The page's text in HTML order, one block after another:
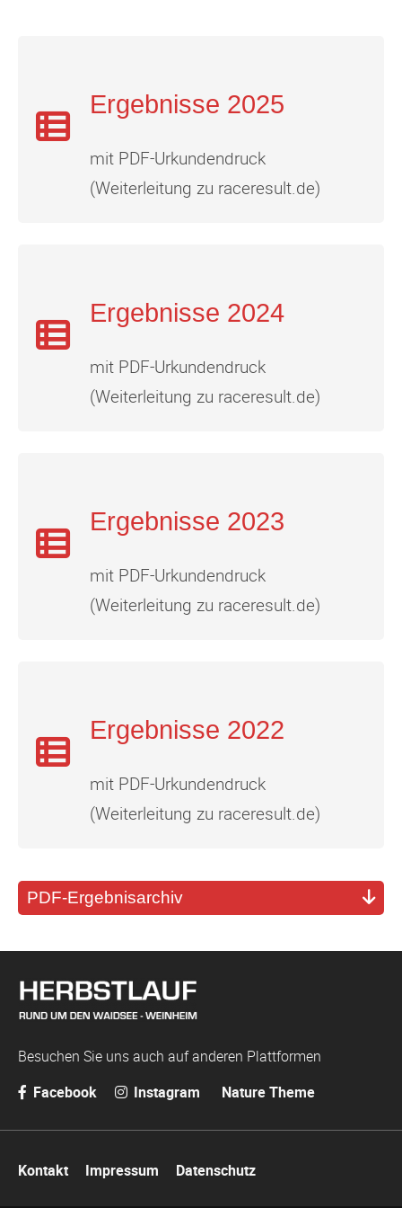
Ergebnisse 2025
mit PDF-Urkundendruck
(Weiterleitung zu raceresult.de)
Ergebnisse 2024
mit PDF-Urkundendruck
(Weiterleitung zu raceresult.de)
Ergebnisse 2023
mit PDF-Urkundendruck
(Weiterleitung zu raceresult.de)
Ergebnisse 2022
mit PDF-Urkundendruck
(Weiterleitung zu raceresult.de)
PDF-Ergebnisarchiv
Besuchen Sie uns auch auf anderen Plattformen
Facebook
Instagram Nature Theme
überspringen
Kontakt Impressum Datenschutz